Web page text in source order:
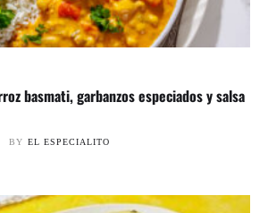
basmati, garbanzos especiados y salsa
BY EL ESPECIALITO